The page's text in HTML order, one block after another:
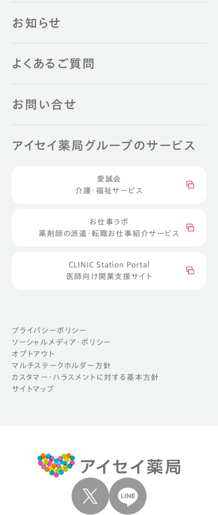
お知らせ
よくあるご質問
お問い合せ
アイセイ薬局グループのサービス
愛誠会
介護・福祉サービス
お仕事ラボ
薬剤師の派遣・転職お仕事紹介サービス
CLINIC Station Portal
医師向け開業支援サイト
プライバシーポリシー
ソーシャルメディア・ポリシー
オプトアウト
マルチステークホルダー方針
カスタマー・ハラスメントに対する基本方針
サイトマップ